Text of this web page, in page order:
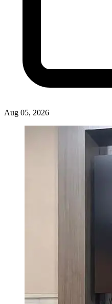
Aug 05, 2026